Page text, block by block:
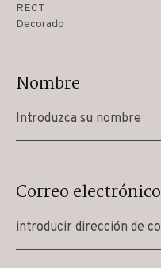
RECT
Decorado
Nombre
Correo electrónico